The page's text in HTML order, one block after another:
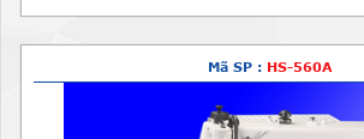
Mã SP : HS-560A